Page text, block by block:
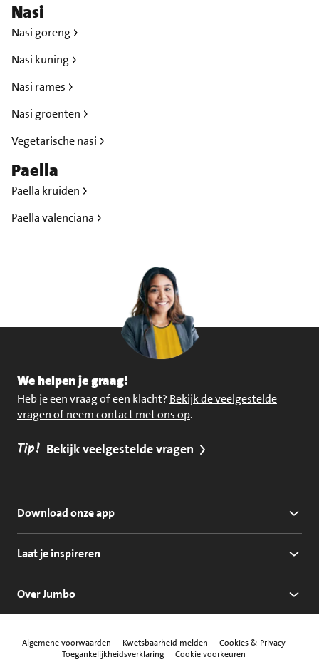
Nasi
Nasi goreng
Nasi kuning
Nasi rames
Nasi groenten
Vegetarische nasi
Paella
Paella kruiden
Paella valenciana
We helpen je graag!
Heb je een vraag of een klacht? Bekijk de veelgestelde
vragen of neem contact met ons op.
Tip! Bekijk veelgestelde vragen
Download onze app
Laat je inspireren
Over Jumbo
Algemene voorwaarden Kwetsbaarheid melden
Cookies & Privacy
Toegankelijkheidsverklaring
Cookie voorkeuren